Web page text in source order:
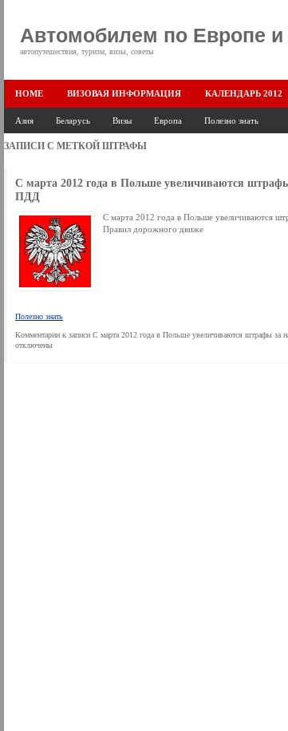
Автомобилем по Европе и
автопутешествия, туризм, визы, советы
HOME ВИЗОВАЯ ИНФОРМАЦИЯ КАЛЕНДАРЬ 2012
Азия Беларусь Визы Европа Полезно знать
ЗАПИСИ С МЕТКОЙ ШТРАФЫ
С марта 2012 года в Польше увеличиваются
ПДД
С марта 2012 года в Польше увеличиваются
Правил дорожного движе
Полезно знать
Комментарии к записи С марта 2012 года в Польше увеличиваются штрафы за
отключены